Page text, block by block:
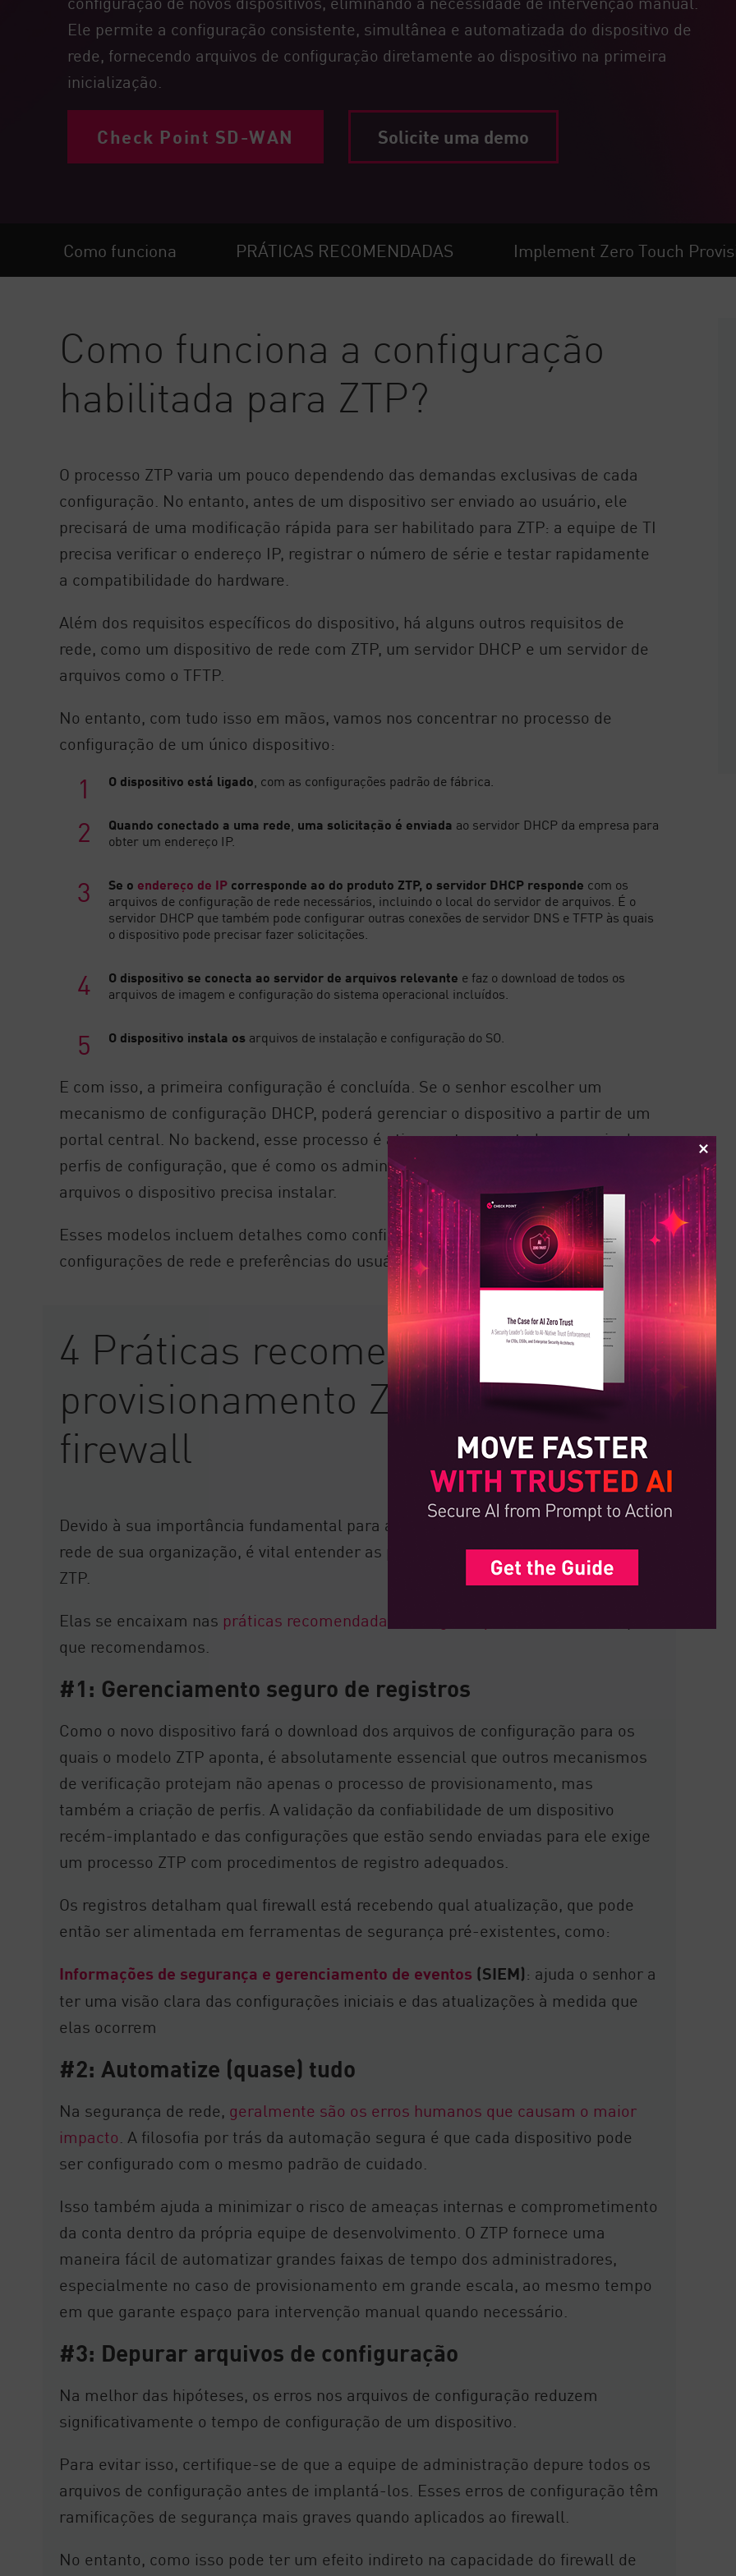
Endpoint
Pesquisar
SaaS
Inteligência de ameaça
Exposure Prioritization
IA do ThreatCloud
SEGURANÇA DE IA
AI Red Teaming
Ver produtos de A a Z
Ele permite a configuração consistente, simultânea e automatizada do dispositivo de
rede, fornecendo arquivos de configuração diretamente ao dispositivo na primeira
inicialização.
Check Point SD-WAN Solicite uma demo
Como funciona PRÁTICAS RECOMENDADAS Implement Zero Touch
Como funciona a configuração
habilitada para ZTP?
O processo ZTP varia um pouco dependendo das demandas exclusivas de cada
configuração. No entanto, antes de um dispositivo ser enviado ao usuário, ele
precisará de uma modificação rápida para ser habilitado para ZTP: a equipe de TI
precisa verificar o endereço IP, registrar o número de série e testar rapidamente
a compatibilidade do hardware.
Além dos requisitos específicos do dispositivo, há alguns outros requisitos de
rede, como um dispositivo de rede com ZTP, um servidor DHCP e um servidor de
arquivos como o TFTP.
No entanto, com tudo isso em mãos, vamos nos concentrar no processo de
configuração de um único dispositivo:
O dispositivo está ligado, com as configurações padrão de fábrica.
Quando conectado a uma rede, uma solicitação é enviada ao servidor DHCP da empresa para
obter um endereço IP.
Se o endereço de IP corresponde ao do produto ZTP, o servidor DHCP responde com os
arquivos de configuração de rede necessários, incluindo o local do servidor de arquivos. É o
servidor DHCP que também pode configurar outras conexões de servidor DNS e TFTP às quais
o dispositivo pode precisar fazer solicitações.
O dispositivo se conecta ao servidor de arquivos relevante e faz o download de todos os
arquivos de imagem e configuração do sistema operacional incluídos.
O dispositivo instala os arquivos de instalação e configuração do SO.
E com isso, a primeira configuração é concluída. Se o senhor escolher um
mecanismo de configuração DHCP, poderá gerenciar o dispositivo a partir de um
portal central. No backend, esse processo é ativamente suportado por meio de
perfis de configuração, que é como os administradores de TI definem quais
arquivos o dispositivo precisa instalar.
Esses modelos incluem detalhes como configurações de segurança,
configurações de rede e preferências do usuário.
4 Práticas recomendadas para
provisionamento Zero Touch no
firewall
Devido à sua importância fundamental para a segurança e o desempenho da
rede de sua organização, é vital entender as possíveis ramificações e riscos do
ZTP.
Elas se encaixam nas práticas recomendadas de segurança de rede
que recomendamos.
#1: Gerenciamento seguro de registros
Como o novo dispositivo fará o download dos arquivos de configuração para os
quais o modelo ZTP aponta, é absolutamente essencial que outros mecanismos
de verificação protejam não apenas o processo de provisionamento, mas
também a criação de perfis. A validação da confiabilidade de um dispositivo
recém-implantado e das configurações que estão sendo enviadas para ele exige
um processo ZTP com procedimentos de registro adequados.
Os registros detalham qual firewall está recebendo qual atualização, que pode
então ser alimentada em ferramentas de segurança pré-existentes, como:
Informações de segurança e gerenciamento de eventos (SIEM): ajuda o senhor a
ter uma visão clara das configurações iniciais e das atualizações à medida que
elas ocorrem
#2: Automatize (quase) tudo
Na segurança de rede, geralmente são os erros humanos que causam o maior
impacto . A filosofia por trás da automação segura é que cada dispositivo pode
ser configurado com o mesmo padrão de cuidado.
Isso também ajuda a minimizar o risco de ameaças internas e comprometimento
da conta dentro da própria equipe de desenvolvimento. O ZTP fornece uma
maneira fácil de automatizar grandes faixas de tempo dos administradores,
especialmente no caso de provisionamento em grande escala, ao mesmo tempo
em que garante espaço para intervenção manual quando necessário.
#3: Depurar arquivos de configuração
Na melhor das hipóteses, os erros nos arquivos de configuração reduzem
significativamente o tempo de configuração de um dispositivo.
Para evitar isso, certifique-se de que a equipe de administração depure todos os
arquivos de configuração antes de implantá-los. Esses erros de configuração têm
ramificações de segurança mais graves quando aplicados ao firewall.
No entanto, como isso pode ter um efeito indireto na capacidade do firewall de